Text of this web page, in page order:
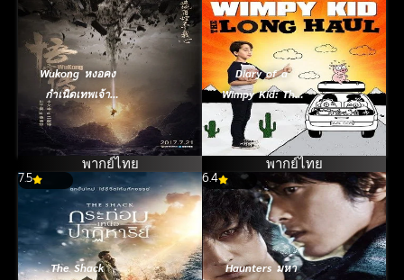
Wukong หงอคง
กำเนิดเทพเจ้า
วานร (2017)
พากย์ไทย
Diary of a
Wimpy Kid: The
Long Haul
ไดอารี่ของเด็กไม่
เอาถ่าน 4: ตะลุย
ทริปป่วน (2017)
พากย์ไทย
7.5
The Shack
6.4
Haunters มหา